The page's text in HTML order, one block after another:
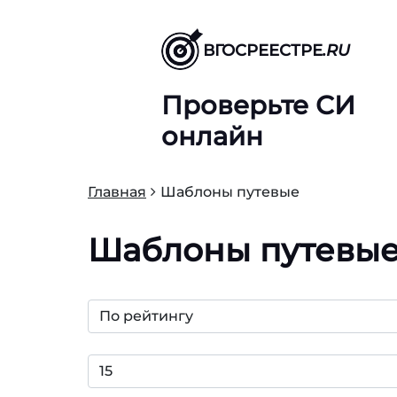
ВГОСРЕЕСТРЕ.RU
Проверьте СИ
онлайн
Главная Шаблоны путевые
Шаблоны